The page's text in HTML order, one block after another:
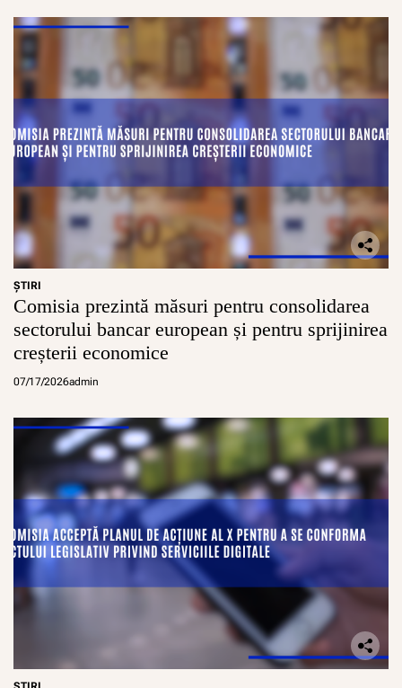
ŞTIRI
Comisia prezintă măsuri pentru consolidarea
sectorului bancar european și pentru sprijinirea
creșterii economice
07/17/2026admin